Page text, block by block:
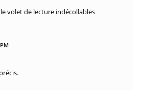
volet de lecture indécollables